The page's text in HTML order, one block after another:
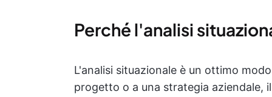
Perché l'analisi
L'analisi situazionale è un ottimo
progetto o a una strategia aziendale,